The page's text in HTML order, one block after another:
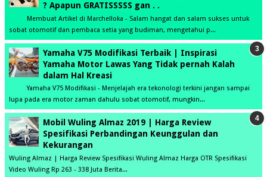
? Apapun GRATISSSSS gan . .
Membuat Artikel di Marchelloka - Salam hangat dan salam sukses untuk
sobat otomotif dan pembaca setia yang budiman, mengetahui p...
Yamaha V75 Modifikasi Terbaik | Inspirasi
Yamaha Motor Lawas Yang Tidak pernah Kalah
dalam Hal Kreasi
Yamaha V75 Modifikasi - Menjelajah era tekonologi terkini jangan sampai
lupa pada era motor zaman dahulu sobat otomotif, mungkin...
Mobil Wuling Almaz 2019 | Harga Review
Spesifikasi Perbandingan Keunggulan dan
Kekurangan
Wuling Almaz | Harga Review Spesifikasi Wuling Almaz Harga OTR Spesifikasi
Video Wuling Rp 263 - 338 Juta Berita...